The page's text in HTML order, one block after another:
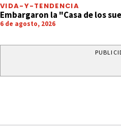
VIDA-Y-TENDENCIA
Embargaron la "Casa de los
6 de agosto, 2026